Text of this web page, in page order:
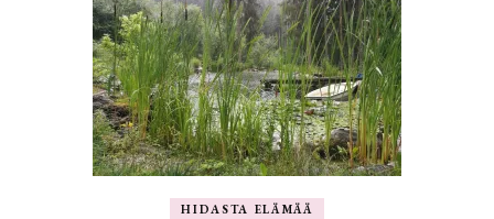
HIDASTA ELÄMÄÄ